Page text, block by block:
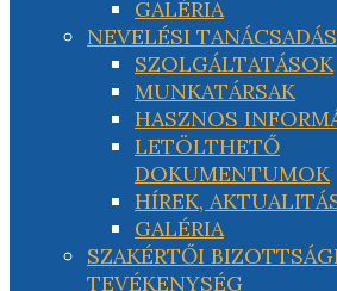
GALÉRIA
NEVELÉSI TANÁCSADÁS
SZOLGÁLTATÁSOK
MUNKATÁRSAK
HASZNOS
LETÖLTHETŐ
DOKUMENTUMOK
HÍREK,
GALÉRIA
SZAKÉRTŐI
TEVÉKENYSÉG